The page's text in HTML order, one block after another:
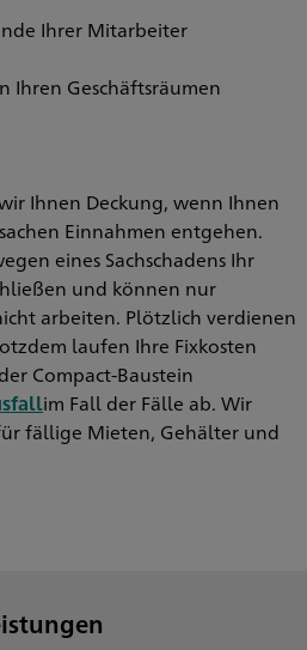
Ihrer Mitarbeiter
Ihren Geschäftsräumen
Ihnen Deckung, wenn Ihnen
Einnahmen entgehen.
eines Sachschadens Ihr
und können nur
arbeiten. Plötzlich verdienen
laufen Ihre Fixkosten
Compact-Baustein
im Fall der Fälle ab. Wir
fällige Mieten, Gehälter und